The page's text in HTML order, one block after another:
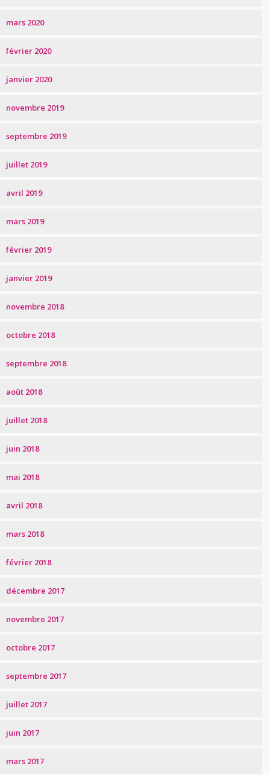
mars 2020
février 2020
janvier 2020
novembre 2019
septembre 2019
juillet 2019
avril 2019
mars 2019
février 2019
janvier 2019
novembre 2018
octobre 2018
septembre 2018
août 2018
juillet 2018
juin 2018
mai 2018
avril 2018
mars 2018
février 2018
décembre 2017
novembre 2017
octobre 2017
septembre 2017
juillet 2017
juin 2017
mars 2017